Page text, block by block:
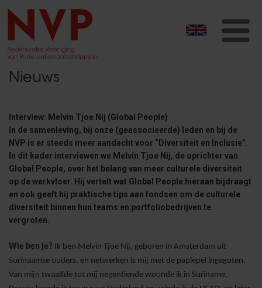
Nieuws
Interview: Melvin Tjoe Nij (Global People)
In de samenleving, bij onze (geassocieerde) leden en bij de
NVP is er steeds meer aandacht voor “Diversiteit en Inclusie”.
In dit kader interviewen we Melvin Tjoe Nij, de oprichter van
Global People, over het belang van meer culturele diversiteit
op de werkvloer. Hij vertelt wat Global People hieraan bijdraagt
en ook geeft hij praktische tips aan fondsen om de culturele
diversiteit binnen hun teams en portfoliobedrijven te
vergroten.
Wie ben je? Ik ben Melvin Tjoe Nij, geboren in Amsterdam uit
Surinaamse ouders, en netwerken is mij met de paplepel ingegoten.
Van mijn twaalfde tot mij negentiende woonde ik in Suriname.